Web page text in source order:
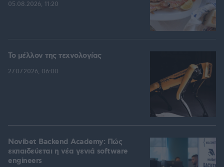
05.08.2026, 11:20
Το μέλλον της τεχνολογίας
27.07.2026, 06:00
Novibet Backend Academy: Πώς
εκπαιδεύεται η νέα γενιά software
engineers